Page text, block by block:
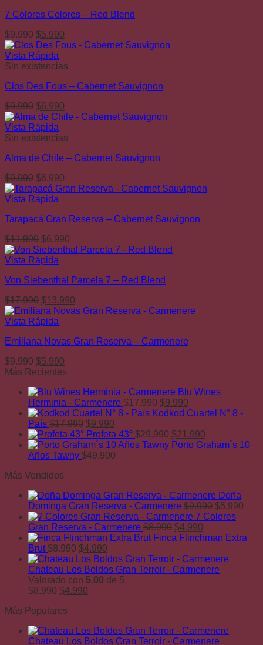
$10.990.$6.990.
7 Colores Colores – Red Blend
$9.990 El
precio
original
era:
$5.990
precio
es:
Vista Rápida
Sin existencias
Clos Des Fous – Cabernet Sauvignon
$9.990 El
precio
original
era:
$6.990
precio
es:
Vista Rápida
Sin existencias
Alma de Chile – Cabernet Sauvignon
$9.990 El
precio
original
$9.990.
$6.990
precio
$6.990.
Vista Rápida
Tarapacá Gran Reserva – Cabernet Sauvignon
$11.990 El
precio
original
$11.990.
$6.990
precio
$6.990.
Vista Rápida
Von Siebenthal Parcela 7 – Red Blend
$17.990 El
precio
original
$17.990.
$13.990
precio
$13.990.
Vista Rápida
Emiliana Novas Gran Reserva – Carmenere
$9.990 El
precio
era:
$9.990.
$5.990
precio
es:
$5.990.
Más Recientes
Blu Wines
Herminia - Carmenere $17.990 El
precio
era:
$17.990.
$9.990
precio
es:
$9.990.
Kodkod Cuartel N° 8 -
País $17.990 El
precio
original
era:
$9.990
precio
actual
es:
Profeta 43° $29.990 El
precio
$21.990
precio
Porto Graham´s 10
Años Tawny $49.900
Más Vendidos
Doña
Dominga Gran Reserva - Carmenere $9.990 El
precio
era:
$5.990
es:
7 Colores
Gran Reserva - Carmenere $8.990 El
precio
era:
$8.990.
$4.990
precio
es:
$4.990.
Finca Flinchman Extra
Brut $8.990 El
precio
original
era:
$8.990.
$4.990
precio
actual
es:
Chateau Los Boldos Gran Terroir - Carmenere
Valorado con 5.00 de 5
$8.990 El
original
$8.990.
$4.990
$4.990.
Más Populares
Chateau Los Boldos Gran Terroir - Carmenere